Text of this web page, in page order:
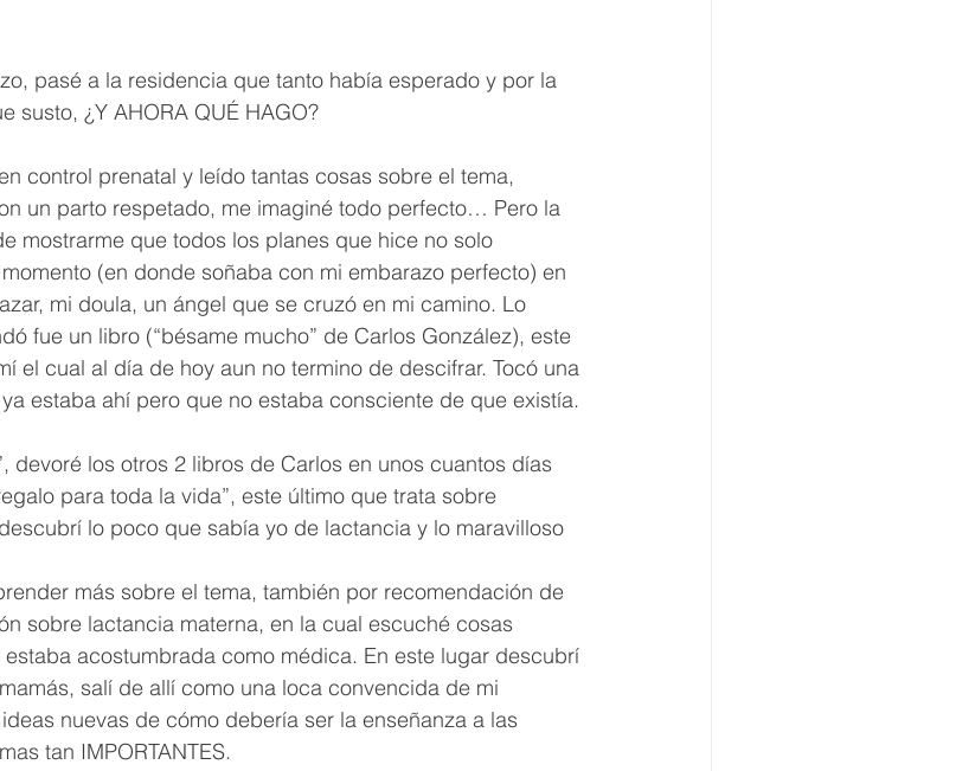
pasé a la residencia que tanto había esperado y por la
susto, ¿Y AHORA QUÉ HAGO?
control prenatal y leído tantas cosas sobre el tema,
un parto respetado, me imaginé todo perfecto… Pero la
mostrarme que todos los planes que hice no solo
(en donde soñaba con mi embarazo perfecto) en
mi doula, un ángel que se cruzó en mi camino. Lo
fue un libro (“bésame mucho” de Carlos González), este
el cual al día de hoy aun no termino de descifrar. Tocó una
estaba ahí pero que no estaba consciente de que existía.
devoré los otros 2 libros de Carlos en unos cuantos días
para toda la vida”, este último que trata sobre
lo poco que sabía yo de lactancia y lo maravilloso
más sobre el tema, también por recomendación de
sobre lactancia materna, en la cual escuché cosas
acostumbrada como médica. En este lugar descubrí
salí de allí como una loca convencida de mi
nuevas de cómo debería ser la enseñanza a las
tan IMPORTANTES.